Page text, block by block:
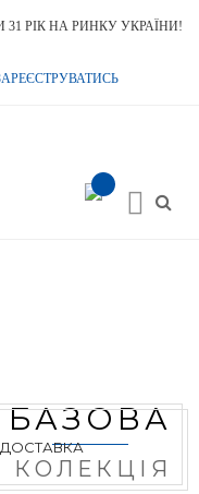
31 РІК НА РИНКУ УКРАЇНИ!
Nav
item(s) -
БАЗОВА
КОЛЕКЦІЯ